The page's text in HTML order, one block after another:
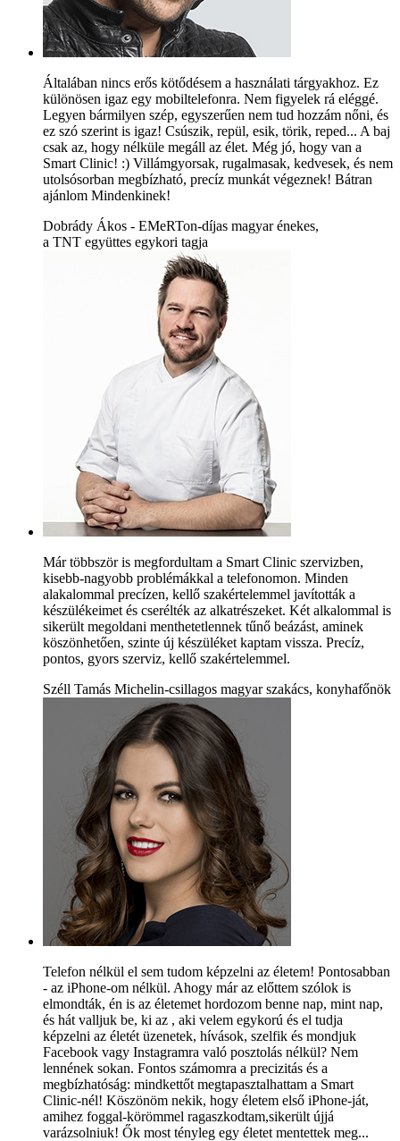
Általában nincs erős kötődésem a használati tárgyakhoz. Ez
különösen igaz egy mobiltelefonra. Nem figyelek rá eléggé.
Legyen bármilyen szép, egyszerűen nem tud hozzám nőni, és
ez szó szerint is igaz! Csúszik, repül, esik, törik, reped... A baj
csak az, hogy nélküle megáll az élet. Még jó, hogy van a
Smart Clinic! :) Villámgyorsak, rugalmasak, kedvesek, és nem
utolsósorban megbízható, precíz munkát végeznek! Bátran
ajánlom Mindenkinek!
Dobrády Ákos - EMeRTon-díjas magyar énekes,
a TNT együttes egykori tagja
Már többször is megfordultam a Smart Clinic szervizben,
kisebb-nagyobb problémákkal a telefonomon. Minden
alakalommal precízen, kellő szakértelemmel javították a
készülékeimet és cserélték az alkatrészeket. Két alkalommal is
sikerült megoldani menthetetlennek tűnő beázást, aminek
köszönhetően, szinte új készüléket kaptam vissza. Precíz,
pontos, gyors szerviz, kellő szakértelemmel.
Széll Tamás Michelin-csillagos magyar szakács, konyhafőnök
Telefon nélkül el sem tudom képzelni az életem! Pontosabban
- az iPhone-om nélkül. Ahogy már az előttem szólok is
elmondták, én is az életemet hordozom benne nap, mint nap,
és hát valljuk be, ki az , aki velem egykorú és el tudja
képzelni az életét üzenetek, hívások, szelfik és mondjuk
Facebook vagy Instagramra való posztolás nélkül? Nem
lennének sokan. Fontos számomra a precizitás és a
megbízhatóság: mindkettőt megtapasztalhattam a Smart
Clinic-nél! Köszönöm nekik, hogy életem első iPhone-ját,
amihez foggal-körömmel ragaszkodtam,sikerült újjá
varázsolniuk! Ők most tényleg egy életet mentettek meg...